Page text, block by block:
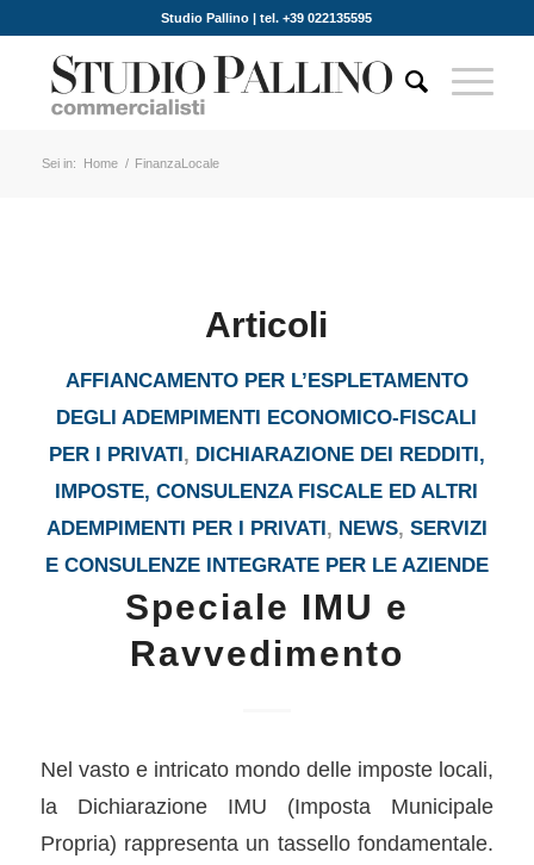
Studio Pallino | tel. +39 022135595
Sei in: Home / FinanzaLocale
Articoli
AFFIANCAMENTO PER L’ESPLETAMENTO
DEGLI ADEMPIMENTI ECONOMICO-FISCALI
PER I PRIVATI, DICHIARAZIONE DEI REDDITI,
IMPOSTE, CONSULENZA FISCALE ED ALTRI
ADEMPIMENTI PER I PRIVATI, NEWS, SERVIZI
E CONSULENZE INTEGRATE PER LE AZIENDE
Speciale IMU e
Ravvedimento
Nel vasto e intricato mondo delle imposte locali,
la Dichiarazione IMU (Imposta Municipale
Propria) rappresenta un tassello fondamentale.